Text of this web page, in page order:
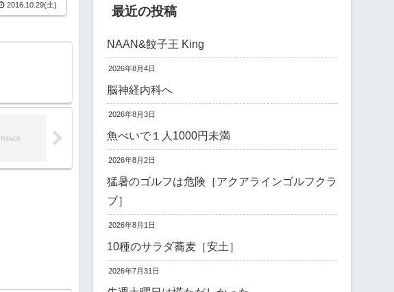
2016.10.29(土) 最近の投稿
NAAN&餃子王 King
2026年8月4日
脳神経内科へ
2026年8月3日
魚べいで１人1000円未満
2026年8月2日
猛暑のゴルフは危険［アクアラインゴルフクラ
ブ］
2026年8月1日
10種のサラダ蕎麦［安土］
2026年7月31日